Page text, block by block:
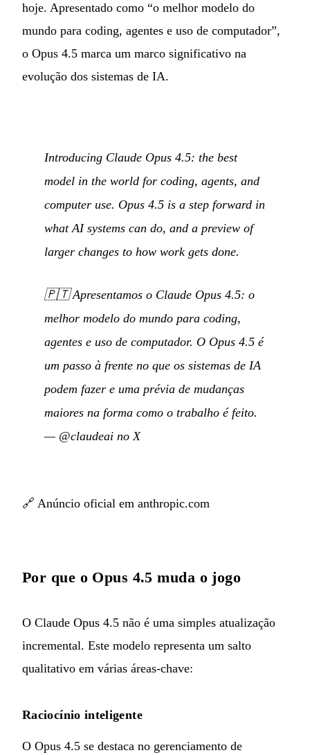
hoje. Apresentado como “o melhor modelo do
mundo para coding, agentes e uso de computador”,
o Opus 4.5 marca um marco significativo na
evolução dos sistemas de IA.
Introducing Claude Opus 4.5: the best
model in the world for coding, agents, and
computer use. Opus 4.5 is a step forward in
what AI systems can do, and a preview of
larger changes to how work gets done.
🇵🇹Apresentamos o Claude Opus 4.5: o
melhor modelo do mundo para coding,
agentes e uso de computador. O Opus 4.5 é
um passo à frente no que os sistemas de IA
podem fazer e uma prévia de mudanças
maiores na forma como o trabalho é feito.
— @claudeai no X
🔗 Anúncio oficial em anthropic.com
Por que o Opus 4.5 muda o jogo
O Claude Opus 4.5 não é uma simples atualização
incremental. Este modelo representa um salto
qualitativo em várias áreas-chave:
Raciocínio inteligente
O Opus 4.5 se destaca no gerenciamento de